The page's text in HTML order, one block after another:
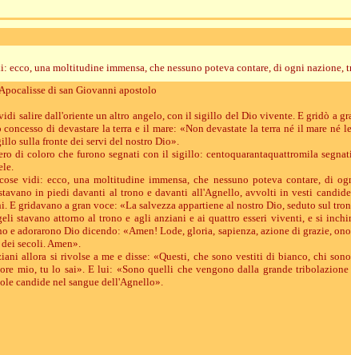
ecco, una moltitudine immensa, che nessuno poteva contare, di ogni nazione,
di san Giovanni apostolo
salire dall'oriente un altro angelo, con il sigillo del Dio vivente. E gridò a
concesso di devastare la terra e il mare: «Non devastate la terra né il mare né
sulla fronte dei servi del nostro Dio».
di coloro che furono segnati con il sigillo: centoquarantaquattromila
vidi: ecco, una moltitudine immensa, che nessuno poteva contare, di
in piedi davanti al trono e davanti all'Agnello, avvolti in vesti
E gridavano a gran voce: «La salvezza appartiene al nostro Dio, seduto sul
stavano attorno al trono e agli anziani e ai quattro esseri viventi, e si
e adorarono Dio dicendo: «Amen! Lode, gloria, sapienza, azione di grazie,
secoli. Amen».
allora si rivolse a me e disse: «Questi, che sono vestiti di bianco, chi
mio, tu lo sai». E lui: «Sono quelli che vengono dalla grande
candide nel sangue dell'Agnello».